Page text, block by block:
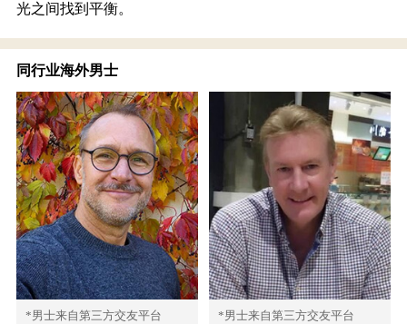
光之间找到平衡。
同行业海外男士
*男士来自第三方交友平台
*男士来自第三方交友平台